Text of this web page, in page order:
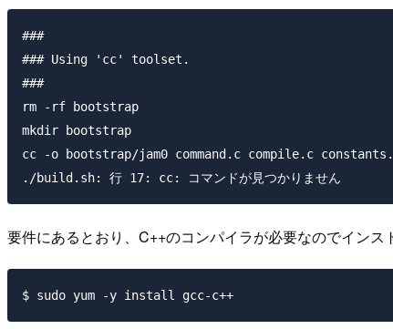
###
### Using 'cc' toolset.
###
rm -rf bootstrap
mkdir bootstrap
cc -o bootstrap/jam0 command.c compile.c
要件にあるとおり、C++のコンパイラが必要なのでインス